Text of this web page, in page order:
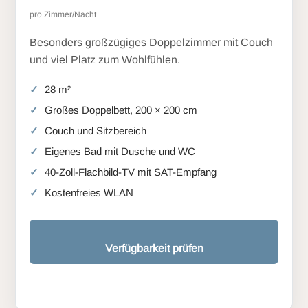
pro Zimmer/Nacht
Besonders großzügiges Doppelzimmer mit Couch
und viel Platz zum Wohlfühlen.
28 m²
Großes Doppelbett, 200 × 200 cm
Couch und Sitzbereich
Eigenes Bad mit Dusche und WC
40-Zoll-Flachbild-TV mit SAT-Empfang
Kostenfreies WLAN
Verfügbarkeit prüfen